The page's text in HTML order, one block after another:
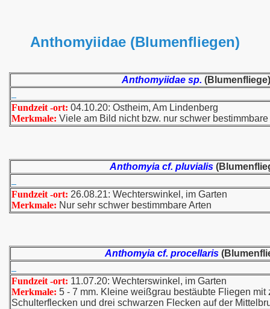
Anthomyiidae (Blumenfliegen)
Anthomyiidae sp. (Blumenfliege)
Fundzeit -ort: 04.10.20: Ostheim, Am Lindenberg
Merkmale: Viele am Bild nicht bzw. nur schwer bestimmbare
Anthomyia cf. pluvialis
Fundzeit -ort: 26.08.21: Wechterswinkel, im Garten
Merkmale: Nur sehr schwer bestimmbare Arten
Anthomyia cf. procellaris
Fundzeit -ort: 11.07.20: Wechterswinkel, im Garten
Merkmale: 5 - 7 mm. Kleine weißgrau bestäubte Fliegen mit
Schulterflecken und drei schwarzen Flecken auf der